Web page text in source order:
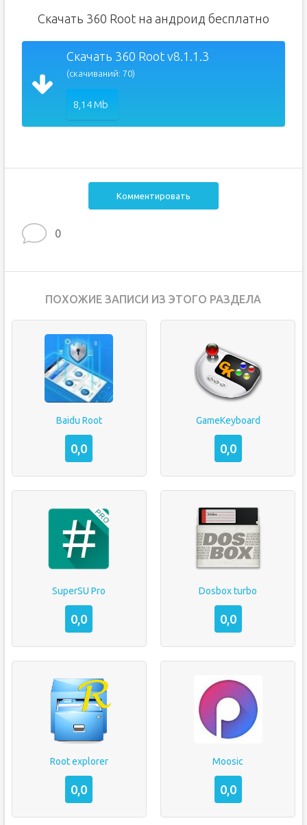
Скачать 360 Root на андроид бесплатно
Скачать 360 Root v8.1.1.3
(скачиваний: 70)
8,14 Mb
Комментировать
0
ПОХОЖИЕ ЗАПИСИ ИЗ ЭТОГО РАЗДЕЛА
Baidu Root
0,0
GameKeyboard
0,0
SuperSU Pro
0,0
Dosbox turbo
0,0
Root explorer
0,0
Moosic
0,0